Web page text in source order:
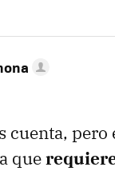
cuenta,
que